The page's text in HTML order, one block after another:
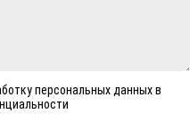
персональных данных в